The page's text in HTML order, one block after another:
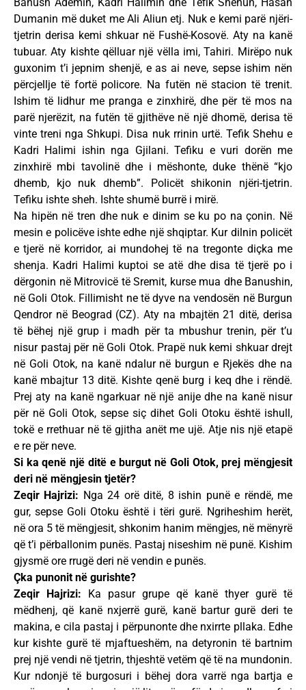
Dumanin më duket me Ali Aliun etj. Nuk e kemi parë njëri-
tjetrin derisa kemi shkuar në Fushë-Kosovë. Aty na kanë
tubuar. Aty kishte qëlluar një vëlla imi, Tahiri. Mirëpo nuk
guxonim t’i jepnim shenjë, e as ai neve, sepse ishim nën
përcjellje të fortë policore. Na futën në stacion të trenit.
Ishim të lidhur me pranga e zinxhirë, dhe për të mos na
parë njerëzit, na futën të gjithëve në një dhomë, derisa të
vinte treni nga Shkupi. Disa nuk rrinin urtë. Tefik Shehu e
Kadri Halimi ishin nga Gjilani. Tefiku e vuri dorën me
zinxhirë mbi tavolinë dhe i mëshonte, duke thënë “kjo
dhemb, kjo nuk dhemb”. Policët shikonin njëri-tjetrin.
Tefiku ishte sheh. Ishte shumë burrë i mirë.
Na hipën në tren dhe nuk e dinim se ku po na çonin. Në
mesin e policëve ishte edhe një shqiptar. Kur dilnin policët
e tjerë në korridor, ai mundohej të na tregonte diçka me
shenja. Kadri Halimi kuptoi se atë dhe disa të tjerë po i
dërgonin në Mitrovicë të Sremit, kurse mua dhe Banushin,
në Goli Otok. Fillimisht ne të dyve na vendosën në Burgun
Qendror në Beograd (CZ). Aty na mbajtën 21 ditë, derisa
të bëhej një grup i madh për ta mbushur trenin, për t’u
nisur pastaj për në Goli Otok. Prapë nuk kemi shkuar drejt
në Goli Otok, na kanë ndalur në burgun e Rjekës dhe na
kanë mbajtur 13 ditë. Kishte qenë burg i keq dhe i rëndë.
Prej aty na kanë ngarkuar në një anije dhe na kanë nisur
për në Goli Otok, sepse siç dihet Goli Otoku është ishull,
tokë e rrethuar në të gjitha anët me ujë. Atje nis një etapë
e re për neve.
Si ka qenë një ditë e burgut në Goli Otok, prej mëngjesit
deri në mëngjesin tjetër?
Zeqir Hajrizi: Nga 24 orë ditë, 8 ishin punë e rëndë, me
gur, sepse Goli Otoku është i tëri gurë. Ngriheshim herët,
në ora 5 të mëngjesit, shkonim hanim mëngjes, në mënyrë
që t’i përballonim punës. Pastaj niseshim në punë. Kishim
gjysmë ore rrugë deri në vendin e punës.
Çka punonit në gurishte?
Zeqir Hajrizi: Ka pasur grupe që kanë thyer gurë të
mëdhenj, që kanë nxjerrë gurë, kanë bartur gurë deri te
makina, e cila pastaj i përpunonte dhe nxirrte pllaka. Edhe
kur kishte gurë të mjaftueshëm, na detyronin të bartnim
prej një vendi në tjetrin, thjeshtë vetëm që të na mundonin.
Kur ndonjë të burgosuri i bëhej dora varrë nga bartja e